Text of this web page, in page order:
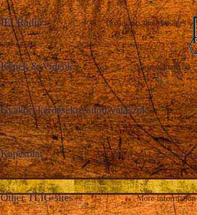
IÉI Rádió– Broadcasts the Messages
Képek & Videók– Various material
Gyakori kérdésekre adott válaszok–
Kapcsolat– General and Local
Other TLIG sites– More information